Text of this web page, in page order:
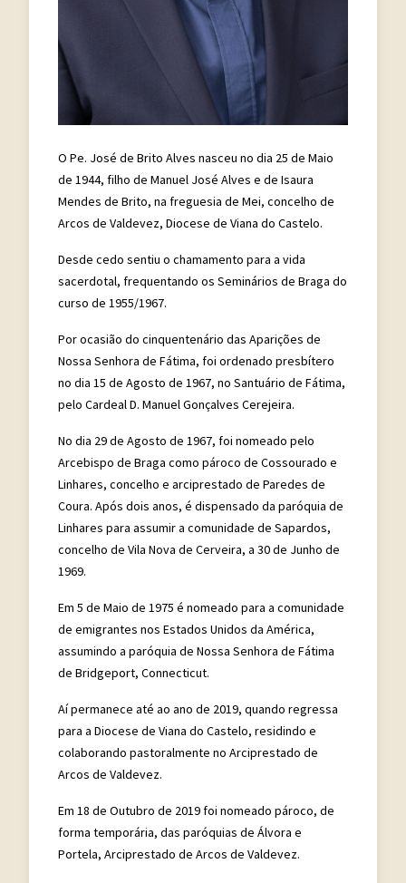
O Pe. José de Brito Alves nasceu no dia 25 de Maio
de 1944, filho de Manuel José Alves e de Isaura
Mendes de Brito, na freguesia de Mei, concelho de
Arcos de Valdevez, Diocese de Viana do Castelo.
Desde cedo sentiu o chamamento para a vida
sacerdotal, frequentando os Seminários de Braga do
curso de 1955/1967.
Por ocasião do cinquentenário das Aparições de
Nossa Senhora de Fátima, foi ordenado presbítero
no dia 15 de Agosto de 1967, no Santuário de Fátima,
pelo Cardeal D. Manuel Gonçalves Cerejeira.
No dia 29 de Agosto de 1967, foi nomeado pelo
Arcebispo de Braga como pároco de Cossourado e
Linhares, concelho e arciprestado de Paredes de
Coura. Após dois anos, é dispensado da paróquia de
Linhares para assumir a comunidade de Sapardos,
concelho de Vila Nova de Cerveira, a 30 de Junho de
1969.
Em 5 de Maio de 1975 é nomeado para a comunidade
de emigrantes nos Estados Unidos da América,
assumindo a paróquia de Nossa Senhora de Fátima
de Bridgeport, Connecticut.
Aí permanece até ao ano de 2019, quando regressa
para a Diocese de Viana do Castelo, residindo e
colaborando pastoralmente no Arciprestado de
Arcos de Valdevez.
Em 18 de Outubro de 2019 foi nomeado pároco, de
forma temporária, das paróquias de Álvora e
Portela, Arciprestado de Arcos de Valdevez.